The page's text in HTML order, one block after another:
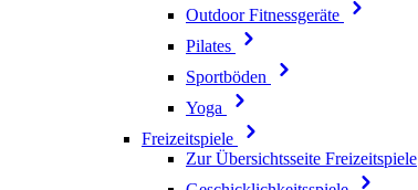
Outdoor Fitnessgeräte
Pilates
Sportböden
Yoga
Freizeitspiele
Zur Übersichtsseite Freizeitspiele